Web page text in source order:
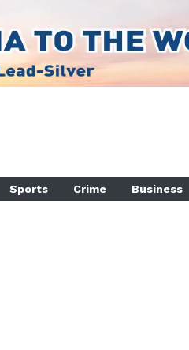
Sports Crime Business